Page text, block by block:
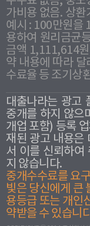
가비용 없음. 상
예시 : 100만원을
용하여 원리금균
금액 1,111,614
약 내용에 따라
수료율 등 조기상
대출나라는 광고
중개를 하지 않으
개업 포함) 등록
재된 광고 내용은
서 이를 신뢰하여
지 않습니다.
중개수수료를 요
빛은 당신에게 큰
용등급 또는 개인
약받을 수 있습니